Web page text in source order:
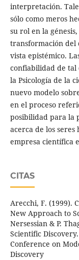
interpretación.
sólo como meros
su rol en la
transformación del
vista epistémico.
confiabilidad de tal
la Psicología de la
nuevo modelo
en el proceso
posibilidad para la
acerca de los seres
empresa científica
CITAS
Arecchi, F. (1999).
New Approach to
Nersessian & P.
Scientific
Conference on
Discovery